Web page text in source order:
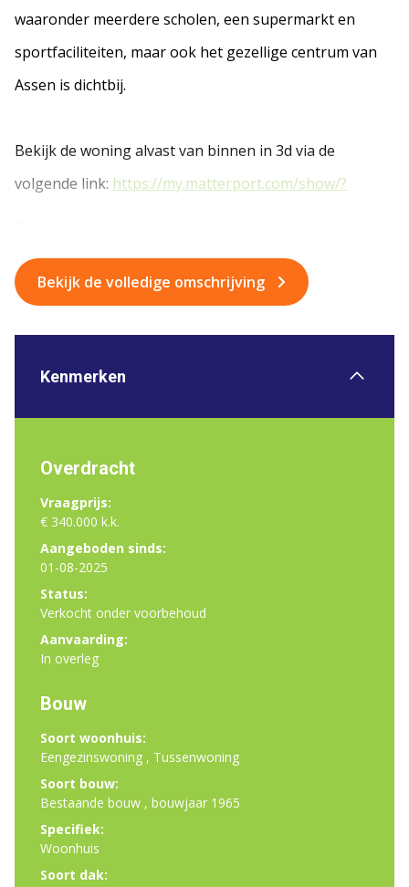
waaronder meerdere scholen, een supermarkt en
sportfaciliteiten, maar ook het gezellige centrum van
Assen is dichtbij.
Bekijk de woning alvast van binnen in 3d via de
volgende link: https://my.matterport.com/show/?
Bekijk de volledige omschrijving
Kenmerken
Overdracht
Vraagprijs:
€ 340.000 k.k.
Aangeboden sinds:
01-08-2025
Status:
Verkocht onder voorbehoud
Aanvaarding:
In overleg
Bouw
Soort woonhuis:
Eengezinswoning , Tussenwoning
Soort bouw:
Bestaande bouw , bouwjaar 1965
Specifiek:
Woonhuis
Soort dak: